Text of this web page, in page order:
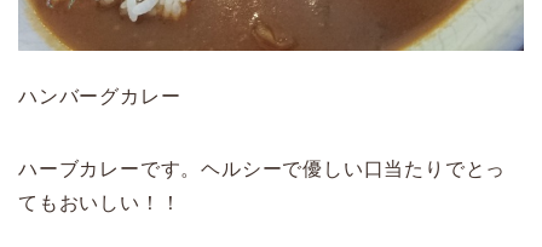
ハンバーグカレー
ハーブカレーです。ヘルシーで優しい口当たりでとっ
てもおいしい！！